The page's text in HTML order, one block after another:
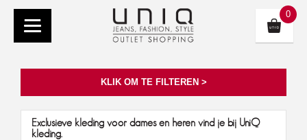
0
KLIK OM TE FILTEREN >
Exclusieve kleding voor dames en heren vind je bij UniQ
kleding.